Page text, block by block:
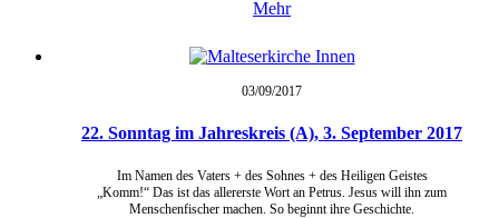
Mehr
03/09/2017
22. Sonntag im Jahreskreis (A), 3. September 2017
Im Namen des Vaters + des Sohnes + des Heiligen Geistes
„Komm!“ Das ist das allererste Wort an Petrus. Jesus will ihn zum
Menschenfischer machen. So beginnt ihre Geschichte.